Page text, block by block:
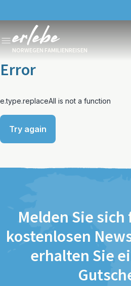
NORWEGEN FAMILIENREISEN
Error
e.type.replaceAll is not a function
Try again
Melden Sie
kostenlosen
erhalten Sie